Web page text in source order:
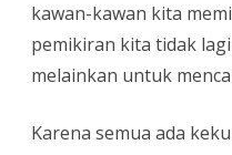
kawan-kawan kita
pemikiran kita tidak
melainkan untuk
Karena semua ada